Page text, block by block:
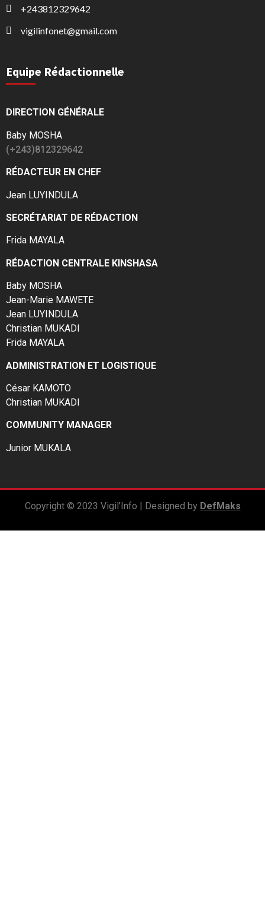
+243812329642
vigilinfonet@gmail.com
Equipe Rédactionnelle
DIRECTION GÉNÉRALE
Baby MOSHA
(+243)812329642
RÉDACTEUR EN CHEF
Jean LUYINDULA
SECRÉTARIAT DE RÉDACTION
Frida MAYALA
RÉDACTION CENTRALE KINSHASA
Baby MOSHA
Jean-Marie MAWETE
Jean LUYINDULA
Christian MUKADI
Frida MAYALA
ADMINISTRATION ET LOGISTIQUE
César KAMOTO
Christian MUKADI
COMMUNITY MANAGER
Junior MUKALA
Copyright © 2023 Vigil’Info | Designed by DefMaks